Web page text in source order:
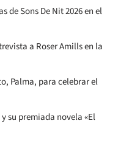
de Sons De Nit 2026 en el
a Roser Amills en la
Palma, para celebrar el
su premiada novela «El